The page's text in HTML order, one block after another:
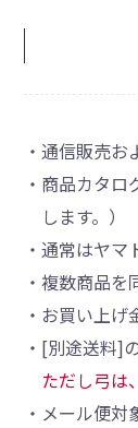
・通信販売お
・商品カタ
します。）
・通常はヤ
・複数商品を
・お買い上
・[別途送料]
ただし弓は
・メール便